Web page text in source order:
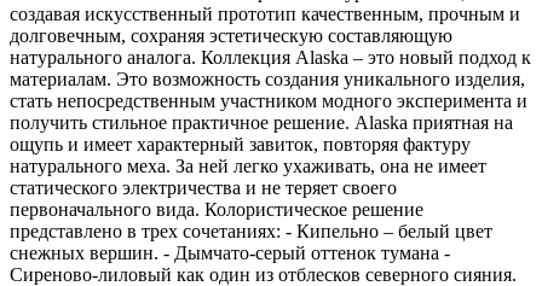
создавая искусственный прототип качественным, прочным и
долговечным, сохраняя эстетическую составляющую
натурального аналога. Коллекция Alaska – это новый подход к
материалам. Это возможность создания уникального изделия,
стать непосредственным участником модного эксперимента и
получить стильное практичное решение. Alaska приятная на
ощупь и имеет характерный завиток, повторяя фактуру
натурального меха. За ней легко ухаживать, она не имеет
статического электричества и не теряет своего
первоначального вида. Колористическое решение
представлено в трех сочетаниях: - Кипельно – белый цвет
снежных вершин. - Дымчато-серый оттенок тумана -
Сиреново-лиловый как один из отблесков северного сияния.